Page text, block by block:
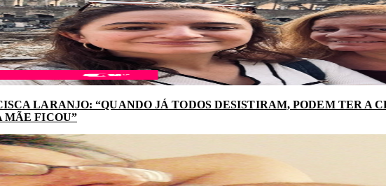
LARANJO: “QUANDO JÁ TODOS DESISTIRAM, PODEM TER A
MÃE FICOU”